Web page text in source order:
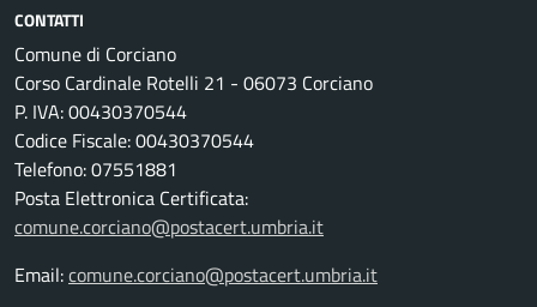
CONTATTI
Comune di Corciano
Corso Cardinale Rotelli 21 - 06073 Corciano
P. IVA: 00430370544
Codice Fiscale: 00430370544
Telefono: 07551881
Posta Elettronica Certificata:
comune.corciano@postacert.umbria.it
Email:comune.corciano@postacert.umbria.it